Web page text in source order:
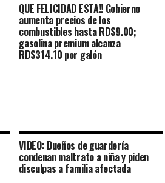
QUE FELICIDAD ESTA!! Gobierno
aumenta precios de los
combustibles hasta RD$9.00;
gasolina premium alcanza
RD$314.10 por galón
VIDEO: Dueños de guardería
condenan maltrato a niña y piden
disculpas a familia afectada